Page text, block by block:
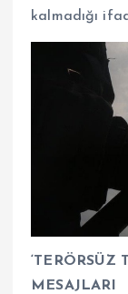
kalmadığı
‘TERÖRSÜZ
MESAJLARI